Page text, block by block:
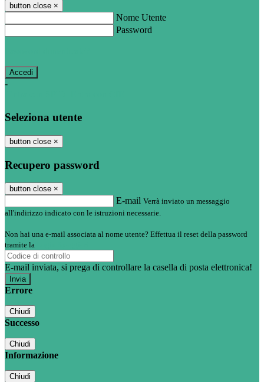
button close ×
Nome Utente
Password
-
Seleziona utente
button close ×
Recupero password
button close ×
E-mail Verrà inviato un messaggio
all'indirizzo indicato con le istruzioni necessarie.
Non hai una e-mail associata al nome utente? Effettua il reset della password
tramite la
E-mail inviata, si prega di controllare la casella di posta elettronica!
Errore
Chiudi
Successo
Chiudi
Informazione
Chiudi